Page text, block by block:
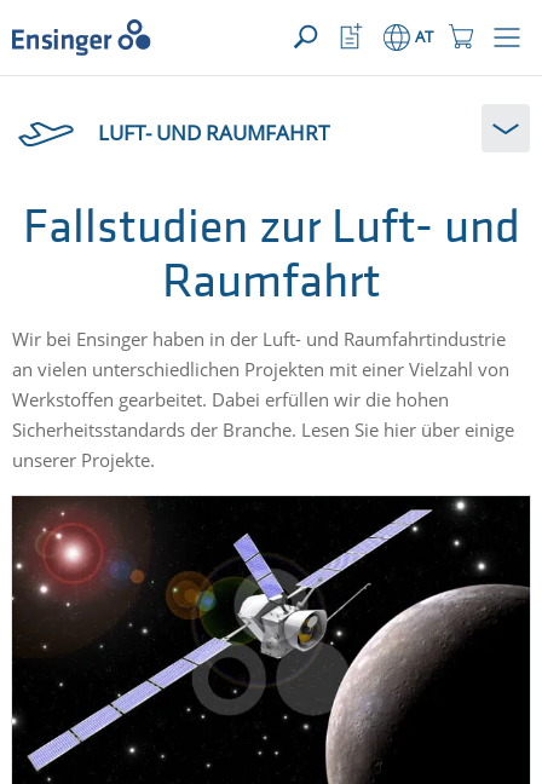
IHRE ANFRAGE ({{productCount}} Produkte)ÖFFNEN
home_logo_aria AT
wir
LUFT- UND RAUMFAHRT
Fallstudien zur Luft- und
Raumfahrt
Wir bei Ensinger haben in der Luft- und Raumfahrtindustrie
an vielen unterschiedlichen Projekten mit einer Vielzahl von
Werkstoffen gearbeitet. Dabei erfüllen wir die hohen
Sicherheitsstandards der Branche. Lesen Sie hier über einige
unserer Projekte.